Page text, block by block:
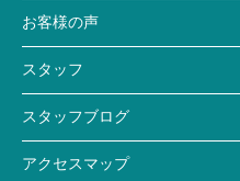
お客様の声
スタッフ
スタッフブログ
アクセスマップ